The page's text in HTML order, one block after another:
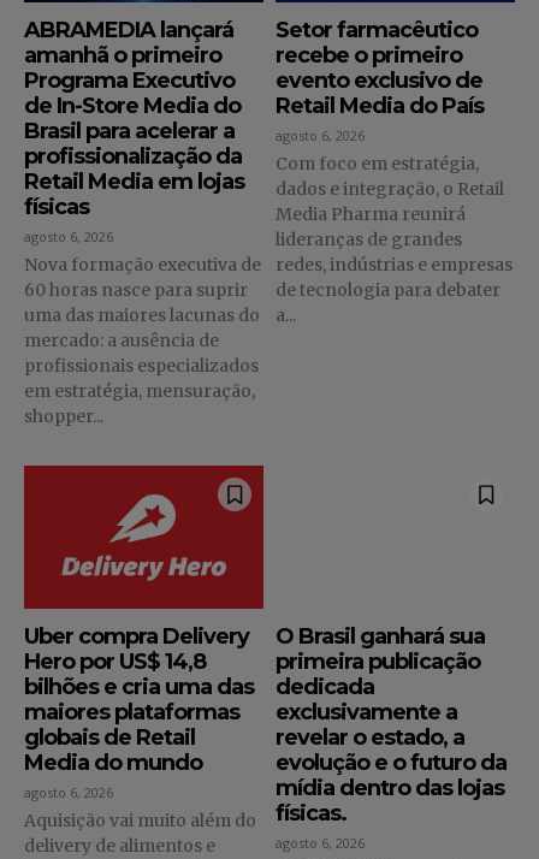
ABRAMEDIA lançará
amanhã o primeiro
Programa Executivo
de In-Store Media do
Brasil para acelerar a
profissionalização da
Retail Media em lojas
físicas
agosto 6, 2026
Nova formação executiva de
60 horas nasce para suprir
uma das maiores lacunas do
mercado: a ausência de
profissionais especializados
em estratégia, mensuração,
shopper...
Setor farmacêutico
recebe o primeiro
evento exclusivo de
Retail Media do País
agosto 6, 2026
Com foco em estratégia,
dados e integração, o Retail
Media Pharma reunirá
lideranças de grandes
redes, indústrias e empresas
de tecnologia para debater
a...
Uber compra Delivery
Hero por US$ 14,8
bilhões e cria uma das
maiores plataformas
globais de Retail
Media do mundo
agosto 6, 2026
Aquisição vai muito além do
delivery de alimentos e
O Brasil ganhará sua
primeira publicação
dedicada
exclusivamente a
revelar o estado, a
evolução e o futuro da
mídia dentro das lojas
físicas.
agosto 6, 2026